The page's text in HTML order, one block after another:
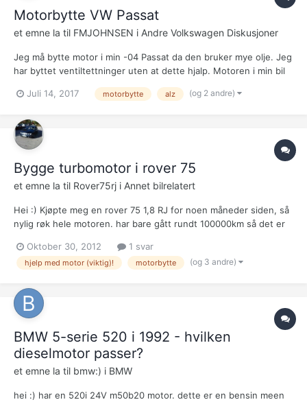
Motorbytte VW Passat
et emne la til FMJOHNSEN i Andre Volkswagen Diskusjoner
Jeg må bytte motor i min -04 Passat da den bruker mye olje. Jeg
har byttet ventiltettninger uten at dette hjalp. Motoren i min bil
kan sette inn en 2.0 med motorkode: AZM, uten at dette byr på
Juli 14, 2017 motorbytte alz (og 2 andre)
Bygge turbomotor i rover 75
et emne la til Rover75rj i Annet bilrelatert
Hei :) Kjøpte meg en rover 75 1,8 RJ for noen måneder siden, så
nylig røk hele motoren. har bare gått rundt 100000km så det er
samme modellen, bare lurer på om det er noen som har peiling
på om det er mulig og bygge i en 1,8t, te...
Oktober 30, 2012 1 svar
hjelp med motor (viktig)! motorbytte (og 3 andre)
BMW 5-serie 520 i 1992 - hvilken
dieselmotor passer?
et emne la til bmw:) i BMW
hei :) har en 520i 24V m50b20 motor. dette er en bensin meen